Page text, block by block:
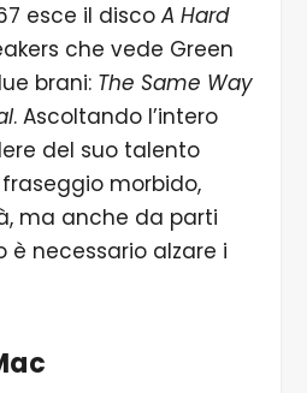
esce il disco A Hard
che vede Green
brani: The Same Way
. Ascoltando l’intero
del suo talento
morbido,
ma anche da parti
necessario alzare i